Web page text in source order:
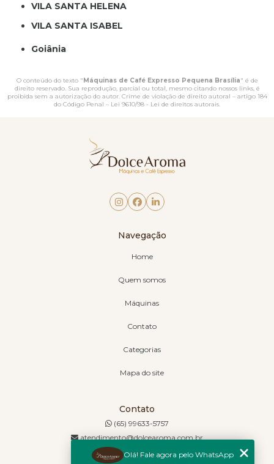
VILA SANTA HELENA
VILA SANTA ISABEL
Goiânia
O conteúdo do texto " Máquinas de Café Expresso Pequena Brasília" é de
direito reservado. Sua reprodução, parcial ou total, mesmo citando nossos links, é
proibida sem a autorização do autor. Crime de violação de direito autoral – artigo 184
do Código Penal – Lei 9610/98 - Lei de direitos autorais.
Navegação
Home
Quem somos
Máquinas
Contato
Categorias
Mapa do site
Contato
(65) 99633-5757
atendimento@dolcearoma.com.br
Olá! Fale agora pelo WhatsApp